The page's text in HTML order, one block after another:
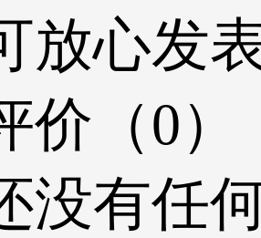
放心发
价（0）
没有任